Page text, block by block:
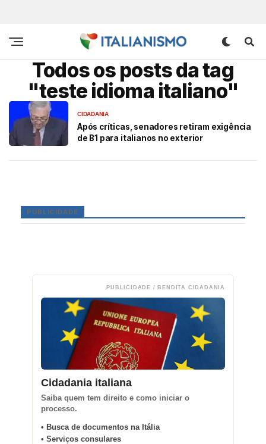
Todos os posts da tag
"teste idioma italiano"
CIDADANIA
Após críticas, senadores retiram exigência
de B1 para italianos no exterior
PUBLICIDADE
PUBLICIDADE / BENDITA CIDADANIA
Cidadania italiana
Saiba quem tem direito e como iniciar o
processo.
• Busca de documentos na Itália
• Serviços consulares